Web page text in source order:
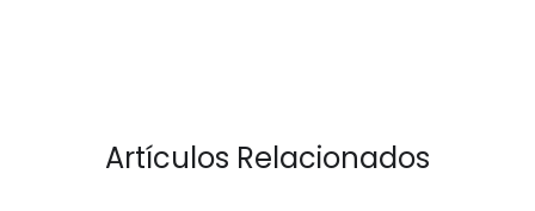
Artículos Relacionados